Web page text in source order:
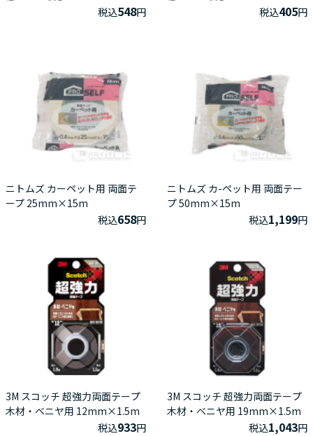
税込548円 税込405円
ニトムズ カーペット用 両面テ
ープ 25mm×15m
税込658円
ニトムズ カ-ペット用 両面テー
プ 50mm×15m
税込1,199円
3M スコッチ 超強力両面テープ
木材・ベニヤ用 12mm×1.5m
税込933円
3M スコッチ 超強力両面テープ
木材・ベニヤ用 19mm×1.5m
税込1,043円